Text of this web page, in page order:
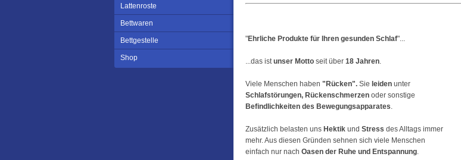
Lattenroste
Bettwaren
Bettgestelle
Shop
"Ehrliche Produkte für Ihren gesunden Schlaf"...
...das istunser Motto seit über 18 Jahren.
Viele Menschen haben "Rücken". Sie leiden unter
Schlafstörungen, Rückenschmerzen oder sonstige
Befindlichkeiten des Bewegungsapparates.
Zusätzlich belasten uns Hektik und Stress des Alltags immer
mehr. Aus diesen Gründen sehnen sich viele Menschen
einfach nur nach Oasen der Ruhe und Entspannung.